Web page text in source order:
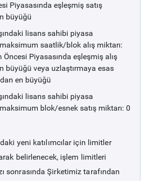
Piyasasında eşleşmiş satış
büyüğü
lisans sahibi piyasa
maksimum saatlik/blok alış miktarı:
Öncesi Piyasasında eşleşmiş alış
büyüğü veya uzlaştırmaya esas
en büyüğü
lisans sahibi piyasa
maksimum blok/esnek satış miktarı: 0
yeni katılımcılar için limitler
belirlenecek, işlem limitleri
sonrasında Şirketimiz tarafından